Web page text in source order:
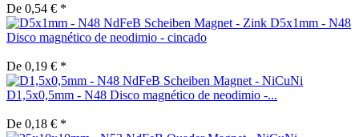
De 0,54 € *
D5x1mm - N48
Disco magnético de neodimio - cincado
De 0,19 € *
D1,5x0,5mm - N48 Disco magnético de neodimio -...
De 0,18 € *